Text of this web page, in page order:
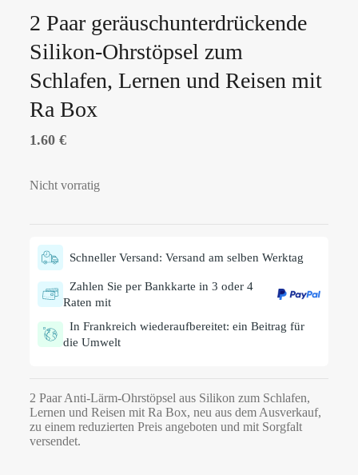
2 Paar geräuschunterdrückende
Silikon-Ohrstöpsel zum
Schlafen, Lernen und Reisen mit
Ra Box
1.60 €
Nicht vorratig
Schneller Versand: Versand am selben Werktag
Zahlen Sie per Bankkarte in 3 oder 4
Raten mit
In Frankreich wiederaufbereitet: ein Beitrag für
die Umwelt
2 Paar Anti-Lärm-Ohrstöpsel aus Silikon zum Schlafen,
Lernen und Reisen mit Ra Box, neu aus dem Ausverkauf,
zu einem reduzierten Preis angeboten und mit Sorgfalt
versendet.